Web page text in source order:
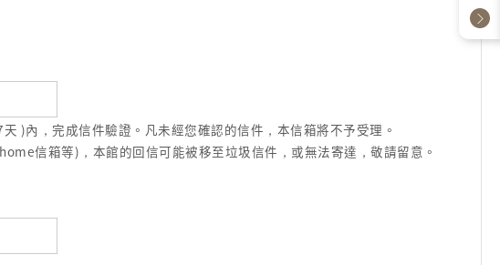
)內，完成信件驗證。凡未經您確認的信件，本信箱將不予受理。
信箱等)，本館的回信可能被移至垃圾信件，或無法寄達，敬請留意。